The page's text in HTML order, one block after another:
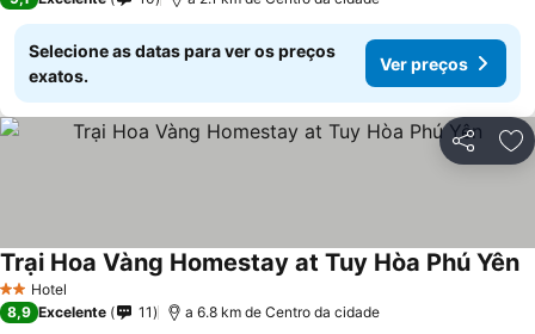
Selecione as datas para ver os preços
exatos.
Ver preços
Partilhar
2 Estrelas
Hotel
Trại Hoa Vàng Homestay at Tuy Hòa Phú Yên
8,9 Excelente 11 a 6.8 km de Centro da cidade